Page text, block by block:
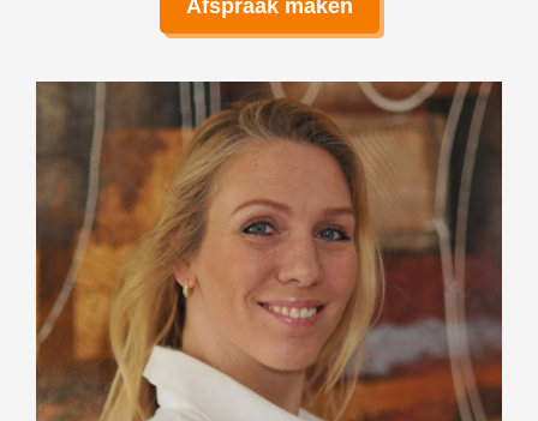
Afspraak maken